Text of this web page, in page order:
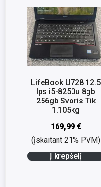
LifeBook U728 12.5
Ips i5-8250u 8gb
256gb Svoris Tik
1.105kg
169,99 €
(įskaitant 21% PVM)
Į krepšelį